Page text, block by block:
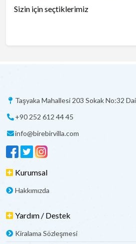
Sizin için seçtiklerimiz
Taşyaka Mahallesi 203 Sokak No:32
+90 252 612 44 45
info@birebirvilla.com
Kurumsal
Hakkımızda
Yardım / Destek
Kiralama Sözleşmesi